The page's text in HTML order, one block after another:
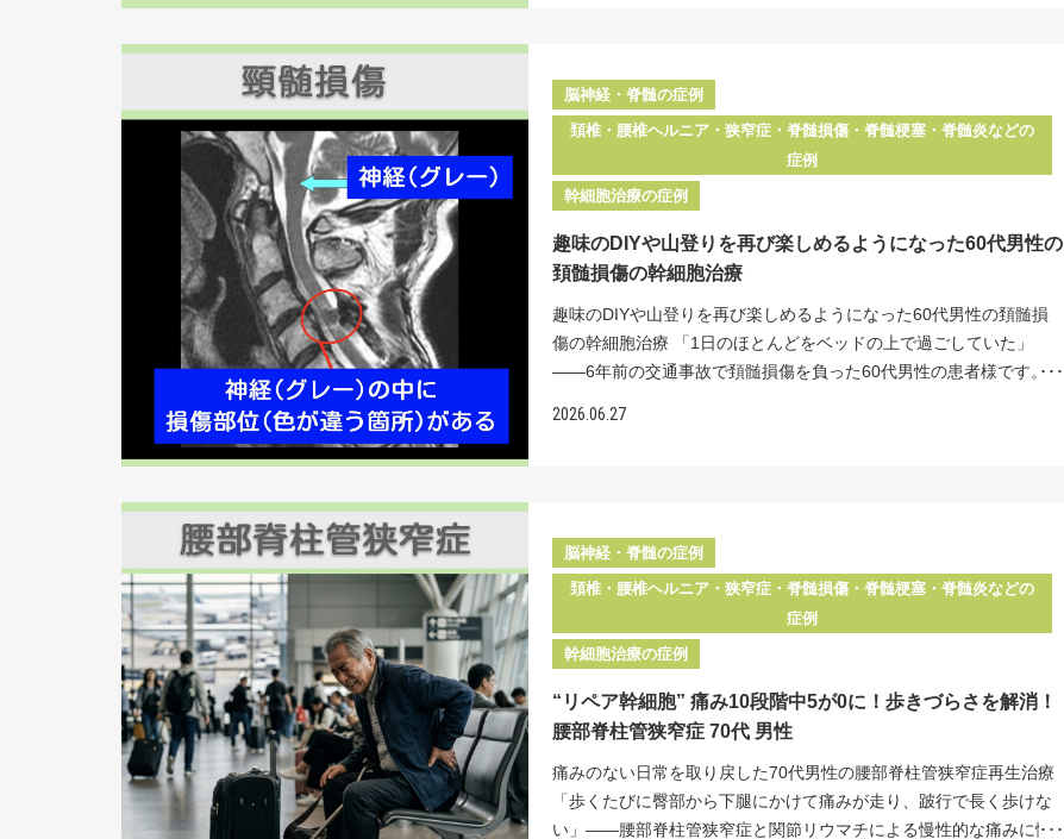
症を諦めていた方は、ぜひ当院へカウンセリングにお越しくださ
い。
アセルクリニックの特長 ＜治療内容＞脊髄内に"リペア幹細胞"を計2
回（合計2,500万個）投与 脊髄内に"リペア幹細胞"を計2回（合計
2,500万個）投与いたしました。手術や入院の必要はなく、外来での
治療が可能です。 治療後の変化 投与後、腰痛が軽減し、腰痛ベルト
なしでも体幹が安定する感覚に 自然排尿の回数が増加（自己導尿は
片脚立ちを楽にできる時間が増え、右足裏の痛みも軽減 1回目の投
与後から、腰痛の軽減や自然排尿の回数の増加といった変化がみら
れました。腰痛ベルトなしでも体幹が安定する感覚があり、支えな
しでズボンを脱げるようになったほか、片脚立ちを楽にできる時間
が増え、足を一定に動かしやすくなって立ち上がりも楽になりまし
お話しされています。その後2回目の投与を行い、引き続き経過を見
観察とサポートを行ってまいります。
の直接投与を受けた結果、3回目の投与後には腕の可動域が広がり、
足裏の感覚も戻りはじめるなど、止まっていた回復が再び動き出し
ました。 治療前の状態 7年前にバイク事故で頸椎・頚髄損傷を受傷
緊急手術で頸椎の整復・固定を行い、頚髄の圧迫は解除された 術直
後は全く体が動かなかったが、約1年の入院で立てるようになった
骨、両大腿以下にしびれが残存 患者様は7年前のバイク事故で頸椎
と頚髄を損傷されました。緊急手術で脱臼・骨折した頸椎の整復・
固定を行い、頚髄の圧迫は解除されています。術直後は全く体が動
かなかったものの、約1年の入院で立つことはできるようになりまし
た。しかしその後は神経麻痺の回復が止まり、独歩は可能なもの
り、手足の運動麻痺や知覚麻痺などが後遺症として残ってしまいま
す。近年、幹細胞を用いた再生医療によって脊髄損傷の後遺症が回
復した例が数多く報告されており、当院では黎明期から脊髄損傷の
後遺症への幹細胞治療に取り組んできました。 "リペア幹細胞"とリ
ペアセルクリニックの特長 ＜治療内容＞脊髄腔内に2500万個の"リ
の"リペア幹細胞"を3回に分けて投与（合計7500万個）しました。点
滴による静脈投与では幹細胞が全身に行き渡るため、損傷した脊髄
に届く幹細胞の数は少なくなります。脊髄腔内への直接投与は、損
傷した神経細胞へより多くの幹細胞を届けるための方法です。腰部
から硬膜内に注射して幹細胞を投与します。国からの正式な認可を
脳神経・脊髄の症例
頚椎・腰椎ヘルニア・狭窄症・脊髄損傷・脊髄梗塞・脊髄炎などの
症例
幹細胞治療の症例
趣味のDIYや山登りを再び楽しめるようになった60代男性の
頚髄損傷の幹細胞治療
趣味のDIYや山登りを再び楽しめるようになった60代男性の頚髄損
傷の幹細胞治療 「1日のほとんどをベッドの上で過ごしていた」
――6年前の交通事故で頚髄損傷を負った60代男性の患者様です。手
復されました。 治療前の状態 6年前の交通事故で頸椎レベルの脊髄
損傷を受傷 事故後すぐに頚髄の圧迫を取る手術と、不安定になった
頸椎の固定術を受けた リハビリで1本杖で辛うじて歩ける程度には
なったが、1日のほとんどをベッドの上で過ごしていた 首から下、
特に首から背中・腰全体・右下肢のしびれと痛みが強く残存 患者様
た。事故後すぐに頚髄の圧迫を取り除く手術と、骨折で不安定にな
った頸椎の固定術が行われています。その後のリハビリで1本杖で辛
うじて歩ける程度にはなりましたが、体幹の不安定感や、首から下
のしびれと痛みが残りました。特に首から背中、腰全体、右下肢の
症状が強く、1日のほとんどをベッドの上で過ごす生活が続いていた
2026.06.27
脳神経・脊髄の症例
頚椎・腰椎ヘルニア・狭窄症・脊髄損傷・脊髄梗塞・脊髄炎などの
症例
幹細胞治療の症例
“リペア幹細胞” 痛み10段階中5が0に！歩きづらさを解消！
腰部脊柱管狭窄症 70代 男性
痛みのない日常を取り戻した70代男性の腰部脊柱管狭窄症再生治療
「歩くたびに臀部から下腿にかけて痛みが走り、跛行で長く歩けな
い」——腰部脊柱管狭窄症と関節リウマチによる慢性的な痛みに悩